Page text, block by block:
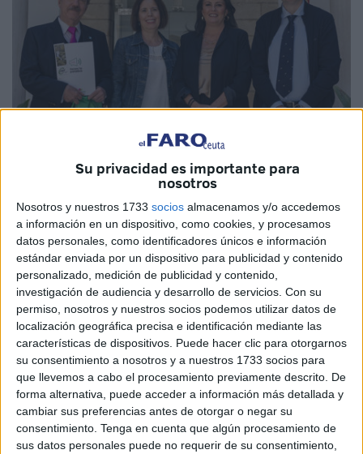
Su privacidad es importante para
nosotros
Nosotros y nuestros 1733 socios almacenamos y/o accedemos
a información en un dispositivo, como cookies, y procesamos
datos personales, como identificadores únicos e información
estándar enviada por un dispositivo para publicidad y contenido
personalizado, medición de publicidad y contenido,
investigación de audiencia y desarrollo de servicios. Con su
permiso, nosotros y nuestros socios podemos utilizar datos de
localización geográfica precisa e identificación mediante las
características de dispositivos. Puede hacer clic para otorgarnos
su consentimiento a nosotros y a nuestros 1733 socios para
que llevemos a cabo el procesamiento previamente descrito. De
forma alternativa, puede acceder a información más detallada y
cambiar sus preferencias antes de otorgar o negar su
consentimiento. Tenga en cuenta que algún procesamiento de
sus datos personales puede no requerir de su consentimiento,
Imagen de archivo
CSIFha ganado laseleccionessindicales en elCampus
Universitario de Ceuta gracias al apoyo del personal
docentee investigador funcionario (PDIF) que ha confiado
mayoritariamente en él.
El delegado sindical de CSIF UGR-Ceuta, José Antonio
Camacho, ha reconocido que les "respaldan los votos por
la gestión transparente y comprometida" que llevan
emprendiendo como sindicato independiente; "el reflejo es
el respaldo de nuestros votantes en estas elecciones”.